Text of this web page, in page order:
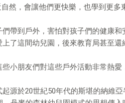
然，會讓他們更快樂，也學到更多
帶到戶外，害怕對孩子們的健康
了這間幼兒園，後來教育局甚至
小朋友們對這些戶外活動非常熱愛
源於20世紀50年代的斯堪的納維